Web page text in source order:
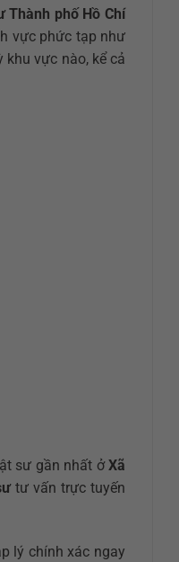
Thành phố Hồ Chí
vực phức tạp như
khu vực nào, kể cả
sư gần nhất ởXã
tư vấn trực tuyến
lý chính xác ngay